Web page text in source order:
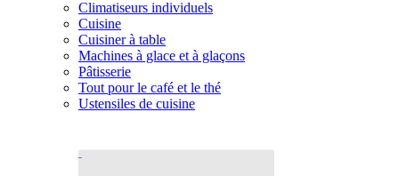
Climatiseurs individuels
Cuisine
Cuisiner à table
Machines à glace et à glaçons
Pâtisserie
Tout pour le café et le thé
Ustensiles de cuisine